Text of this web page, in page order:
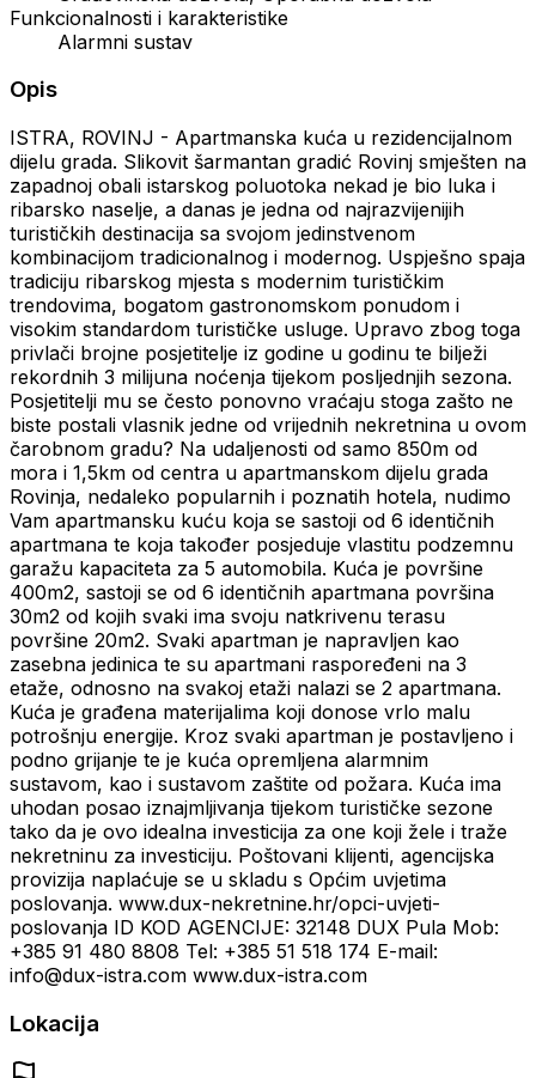
Funkcionalnosti i karakteristike
Alarmni sustav
Opis
ISTRA, ROVINJ - Apartmanska kuća u rezidencijalnom
dijelu grada. Slikovit šarmantan gradić Rovinj smješten na
zapadnoj obali istarskog poluotoka nekad je bio luka i
ribarsko naselje, a danas je jedna od najrazvijenijih
turističkih destinacija sa svojom jedinstvenom
kombinacijom tradicionalnog i modernog. Uspješno spaja
tradiciju ribarskog mjesta s modernim turističkim
trendovima, bogatom gastronomskom ponudom i
visokim standardom turističke usluge. Upravo zbog toga
privlači brojne posjetitelje iz godine u godinu te bilježi
rekordnih 3 milijuna noćenja tijekom posljednjih sezona.
Posjetitelji mu se često ponovno vraćaju stoga zašto ne
biste postali vlasnik jedne od vrijednih nekretnina u ovom
čarobnom gradu? Na udaljenosti od samo 850m od
mora i 1,5km od centra u apartmanskom dijelu grada
Rovinja, nedaleko popularnih i poznatih hotela, nudimo
Vam apartmansku kuću koja se sastoji od 6 identičnih
apartmana te koja također posjeduje vlastitu podzemnu
garažu kapaciteta za 5 automobila. Kuća je površine
400m2, sastoji se od 6 identičnih apartmana površina
30m2 od kojih svaki ima svoju natkrivenu terasu
površine 20m2. Svaki apartman je napravljen kao
zasebna jedinica te su apartmani raspoređeni na 3
etaže, odnosno na svakoj etaži nalazi se 2 apartmana.
Kuća je građena materijalima koji donose vrlo malu
potrošnju energije. Kroz svaki apartman je postavljeno i
podno grijanje te je kuća opremljena alarmnim
sustavom, kao i sustavom zaštite od požara. Kuća ima
uhodan posao iznajmljivanja tijekom turističke sezone
tako da je ovo idealna investicija za one koji žele i traže
nekretninu za investiciju. Poštovani klijenti, agencijska
provizija naplaćuje se u skladu s Općim uvjetima
poslovanja. www.dux-nekretnine.hr/opci-uvjeti-
poslovanja ID KOD AGENCIJE: 32148 DUX Pula Mob:
+385 91 480 8808 Tel: +385 51 518 174 E-mail:
info@dux-istra.com www.dux-istra.com
Lokacija